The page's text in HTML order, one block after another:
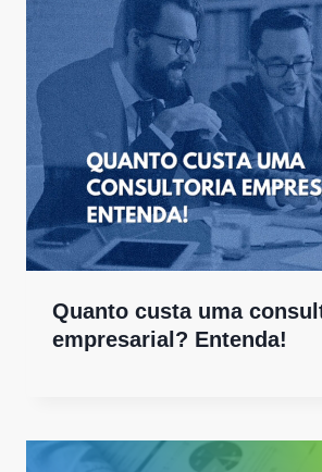
Quanto custa uma
empresarial? Entenda!